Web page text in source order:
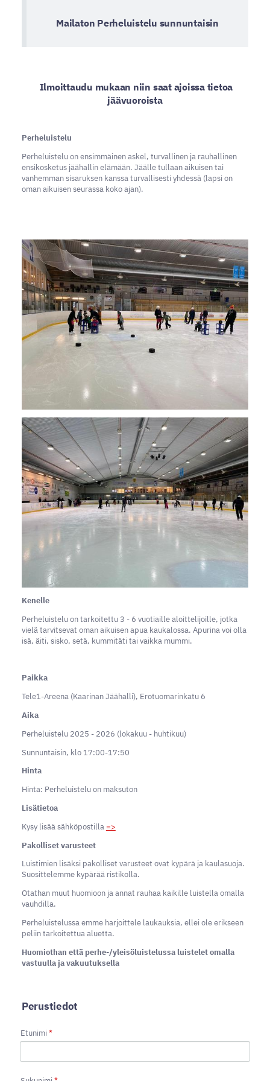
Mailaton Perheluistelu sunnuntaisin
Ilmoittaudu mukaan niin saat ajoissa tietoa
jäävuoroista
Perheluistelu
Perheluistelu on ensimmäinen askel, turvallinen ja rauhallinen
ensikosketus jäähallin elämään. Jäälle tullaan aikuisen tai
vanhemman sisaruksen kanssa turvallisesti yhdessä (lapsi on
oman aikuisen seurassa koko ajan).
Kenelle
Perheluistelu on tarkoitettu 3 - 6 vuotiaille aloittelijoille, jotka
vielä tarvitsevat oman aikuisen apua kaukalossa. Apurina voi olla
isä, äiti, sisko, setä, kummitäti tai vaikka mummi.
Paikka
Tele1-Areena (Kaarinan Jäähalli), Erotuomarinkatu 6
Aika
Perheluistelu 2025 - 2026 (lokakuu - huhtikuu)
Sunnuntaisin, klo 17:00-17:50
Hinta
Hinta: Perheluistelu on maksuton
Lisätietoa
Kysy lisää sähköpostilla=>
Pakolliset varusteet
Luistimien lisäksi pakolliset varusteet ovat kypärä ja kaulasuoja.
Suosittelemme kypärää ristikolla.
Otathan muut huomioon ja annat rauhaa kaikille luistella omalla
vauhdilla.
Perheluistelussa emme harjoittele laukauksia, ellei ole erikseen
peliin tarkoitettua aluetta.
Huomiothan että perhe-/yleisöluistelussa luistelet omalla
vastuulla ja vakuutuksella
Perustiedot
Etunimi *